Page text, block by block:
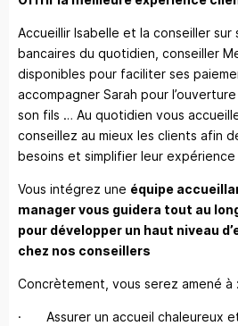
Accueillir Isabelle et la conseiller sur
bancaires du quotidien, conseiller
disponibles pour faciliter ses
accompagner Sarah pour
son fils … Au quotidien vous
conseillez au mieux les clients afin
besoins et simplifier leur expérience
Vous intégrez une équipe
manager vous guidera tout au
pour développer un haut niveau
chez nos conseillers
Concrètement, vous serez amené à :
· Assurer un accueil chaleureux